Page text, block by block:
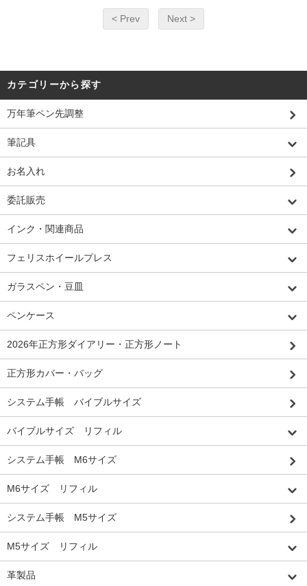
< Prev Next >
カテゴリーから探す
万年筆ペン先調整
筆記具
お名入れ
委託販売
インク・関連商品
フェリスホイールプレス
ガラスペン・豆皿
ペンケース
2026年正方形ダイアリー・正方形ノート
正方形カバー・バッグ
システム手帳 バイブルサイズ
バイブルサイズ リフィル
システム手帳 M6サイズ
M6サイズ リフィル
システム手帳 M5サイズ
M5サイズ リフィル
革製品